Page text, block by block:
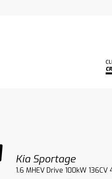
Kia Sportage
1.6 MHEV Drive 100kW 136CV